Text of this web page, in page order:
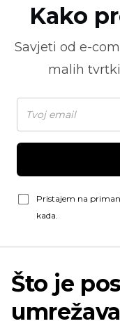
Kako
Savjeti od e-
malih
Pristajem na
kada.
Što je